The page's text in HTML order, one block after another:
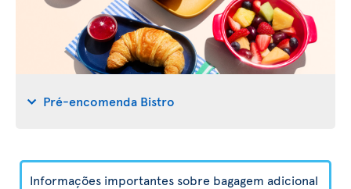
Pré-encomenda Bistro
Informações importantes sobre bagagem adicional